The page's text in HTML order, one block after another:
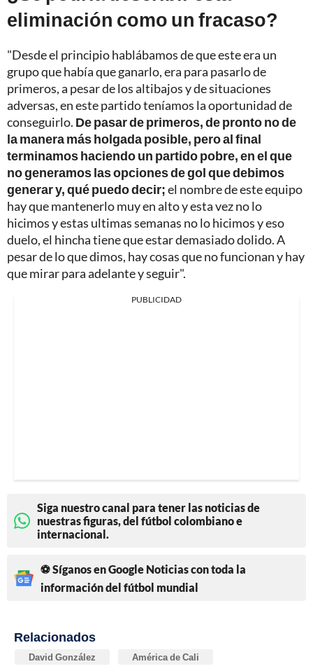
eliminación como un fracaso?
"Desde el principio hablábamos de que este era un
grupo que había que ganarlo, era para pasarlo de
primeros, a pesar de los altibajos y de situaciones
adversas, en este partido teníamos la oportunidad de
conseguirlo. De pasar de primeros, de pronto no de
la manera más holgada posible, pero al final
terminamos haciendo un partido pobre, en el que
no generamos las opciones de gol que debimos
generar y, qué puedo decir;el nombre de este equipo
hay que mantenerlo muy en alto y esta vez no lo
hicimos y estas ultimas semanas no lo hicimos y eso
duelo, el hincha tiene que estar demasiado dolido. A
pesar de lo que dimos, hay cosas que no funcionan y hay
que mirar para adelante y seguir".
PUBLICIDAD
Siga nuestro canal para tener las noticias de
nuestras figuras, del fútbol colombiano e
internacional.
⚽ Síganos en Google Noticias con toda la
información del fútbol mundial
Relacionados
David González América de Cali